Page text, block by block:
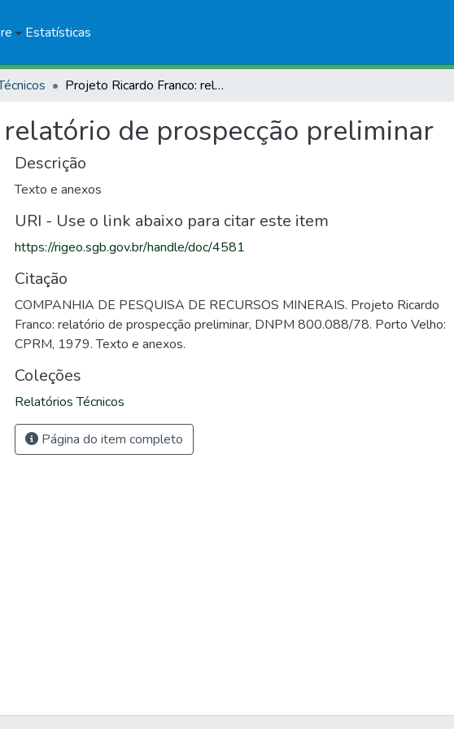
Estatísticas
Projeto Ricardo Franco: relatório de prospecção preliminar
de prospecção preliminar
Descrição
Texto e anexos
URI - Use o link abaixo para citar este item
https://rigeo.sgb.gov.br/handle/doc/4581
Citação
COMPANHIA DE PESQUISA DE RECURSOS MINERAIS. Projeto Ricardo
Franco: relatório de prospecção preliminar, DNPM 800.088/78. Porto Velho:
CPRM, 1979. Texto e anexos.
Coleções
Relatórios Técnicos
Página do item completo